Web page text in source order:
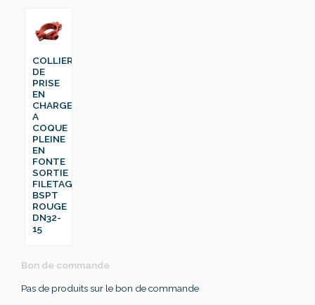
COLLIER
DE
PRISE
EN
CHARGE
A
COQUE
PLEINE
EN
FONTE
SORTIE
FILETAGE
BSPT
ROUGE
DN32-
15
Bon de commande
Pas de produits sur le bon de commande